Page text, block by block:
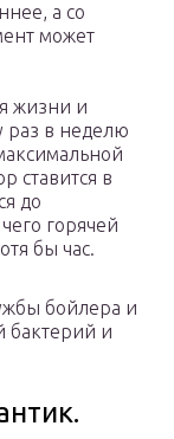
а со
может
жизни и
раз в неделю
ставится в
до
горячей
бы час.
бойлера и
бактерий и